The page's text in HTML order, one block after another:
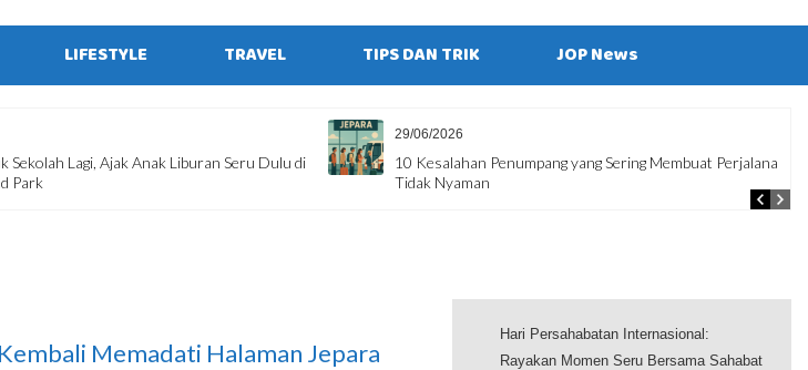
LIFESTYLE TRAVEL TIPS DAN TRIK JOP News
Sekolah Lagi, Ajak Anak Liburan Seru Dulu di
Park
29/06/2026
10 Kesalahan Penumpang yang Sering Membuat Perjalanan
Tidak Nyaman
Memadati Halaman Jepara
Hari Persahabatan Internasional:
Rayakan Momen Seru Bersama Sahabat